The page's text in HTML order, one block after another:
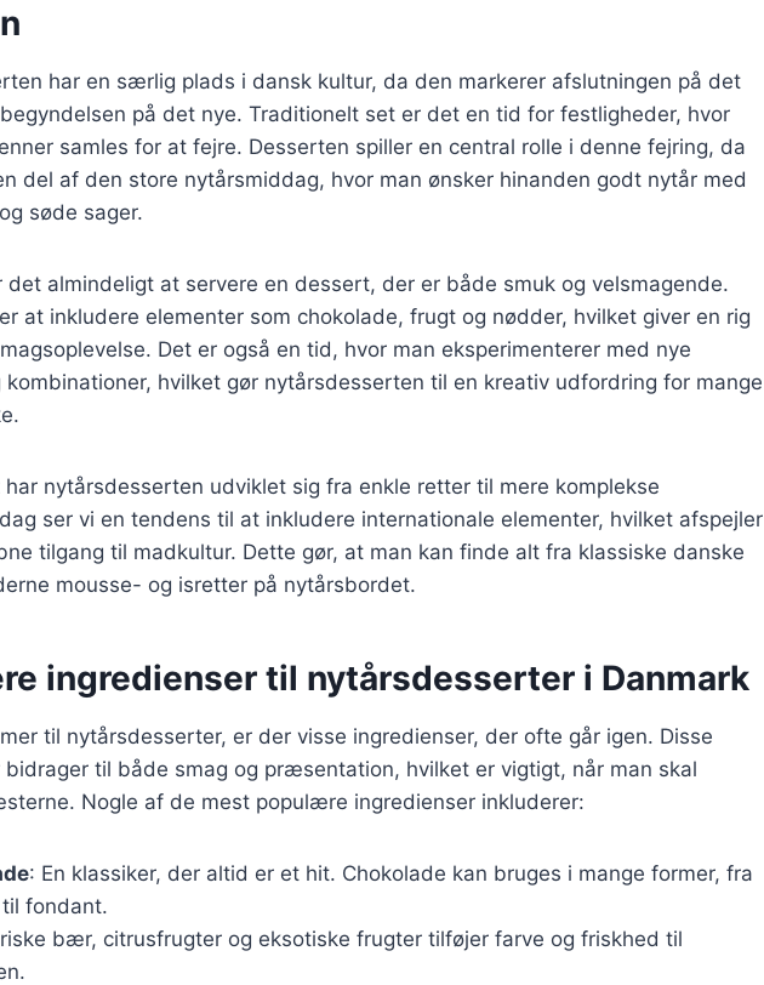
har en særlig plads i dansk kultur, da den markerer afslutningen på det
på det nye. Traditionelt set er det en tid for festligheder, hvor
samles for at fejre. Desserten spiller en central rolle i denne fejring, da
del af den store nytårsmiddag, hvor man ønsker hinanden godt nytår med
søde sager.
det almindeligt at servere en dessert, der er både smuk og velsmagende.
at inkludere elementer som chokolade, frugt og nødder, hvilket giver en rig
Det er også en tid, hvor man eksperimenterer med nye
kombinationer, hvilket gør nytårsdesserten til en kreativ udfordring for mange
nytårsdesserten udviklet sig fra enkle retter til mere komplekse
ser vi en tendens til at inkludere internationale elementer, hvilket afspejler
tilgang til madkultur. Dette gør, at man kan finde alt fra klassiske danske
mousse- og isretter på nytårsbordet.
ingredienser til nytårsdesserter i Danmark
til nytårsdesserter, er der visse ingredienser, der ofte går igen. Disse
bidrager til både smag og præsentation, hvilket er vigtigt, når man skal
Nogle af de mest populære ingredienser inkluderer:
: En klassiker, der altid er et hit. Chokolade kan bruges i mange former, fra
fondant.
bær, citrusfrugter og eksotiske frugter tilføjer farve og friskhed til